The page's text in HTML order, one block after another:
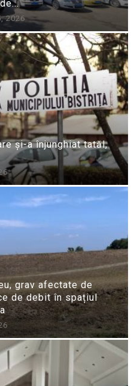
2026
și-a înjunghiat tatăl,
grav afectate de
de debit în spațiul